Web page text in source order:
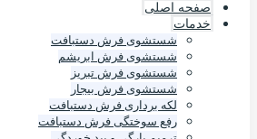
صفحه اصلی
خدمات
شستشوی فرش دستبافت
شستشوی فرش ابریشم
شستشوی فرش تبریز
شستشوی فرش بیجار
لکه برداری فرش دستبافت
رفع سوختگی فرش دستبافت